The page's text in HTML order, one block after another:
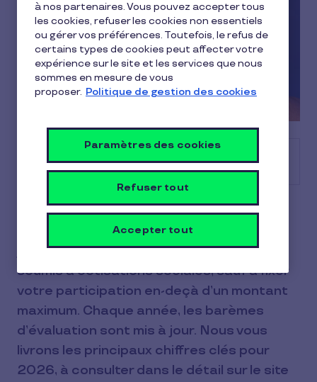
Sommaire
En tant qu’employeur, vous participez aux
frais de repas de vos salariés. Sur le plan
juridique, il s’agit d’avantage qui doit être
soumis à cotisations sociales, sauf à fixer
votre participation en-deçà d’un montant
maximum. Chaque année, les barèmes
d’évaluation sont mis à jour. Nous vous
livrons les principaux chiffres clés pour
2026, à consulter dans le détail sur le site
à nos partenaires. Vous pouvez accepter tous
les cookies, refuser les cookies non essentiels
ou gérer vos préférences. Toutefois, le refus de
certains types de cookies peut affecter votre
expérience sur le site et les services que nous
sommes en mesure de vous
proposer. Politique de gestion des cookies
Paramètres des cookies
Refuser tout
Accepter tout